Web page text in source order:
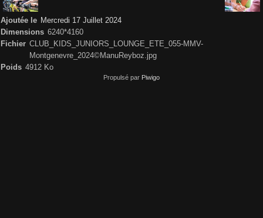
Ajoutée le Mercredi 17 Juillet 2024
Dimensions 6240*4160
Fichier CLUB_KIDS_JUNIORS_LOUNGE_ETE_055-MMV-
Montgenevre_2024©ManuReyboz.jpg
Poids 4912 Ko
Propulsé par Piwigo